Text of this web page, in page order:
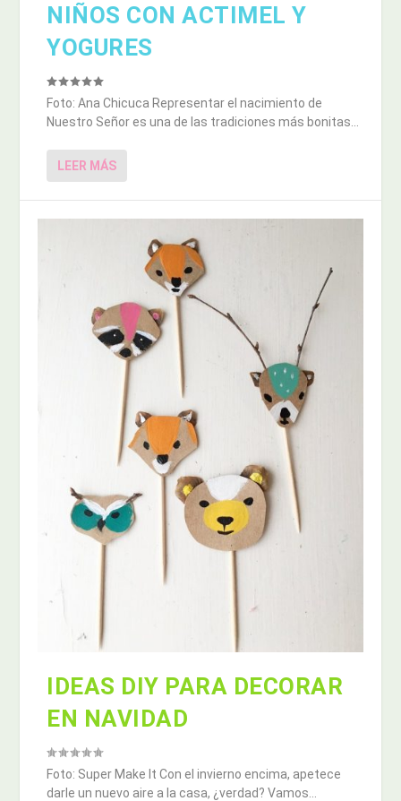
NIÑOS CON ACTIMEL Y
YOGURES
Foto: Ana Chicuca Representar el nacimiento de
Nuestro Señor es una de las tradiciones más bonitas...
LEER MÁS
IDEAS DIY PARA DECORAR
EN NAVIDAD
Foto: Super Make It Con el invierno encima, apetece
darle un nuevo aire a la casa, ¿verdad? Vamos...